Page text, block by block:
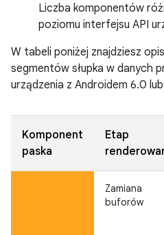
Liczba komponentów
poziomu interfejsu API
W tabeli poniżej znajdziesz
segmentów słupka w danych
urządzenia z Androidem 6.0
Komponent
paska
Etap
Zamiana
buforów